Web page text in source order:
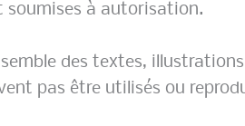
soumises à autorisation.
des textes,
pas être utilisés ou